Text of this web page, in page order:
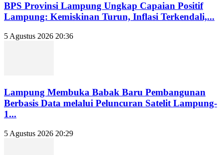
BPS Provinsi Lampung Ungkap Capaian Positif
Lampung: Kemiskinan Turun, Inflasi Terkendali,...
5 Agustus 2026 20:36
Lampung Membuka Babak Baru Pembangunan
Berbasis Data melalui Peluncuran Satelit Lampung-
1...
5 Agustus 2026 20:29